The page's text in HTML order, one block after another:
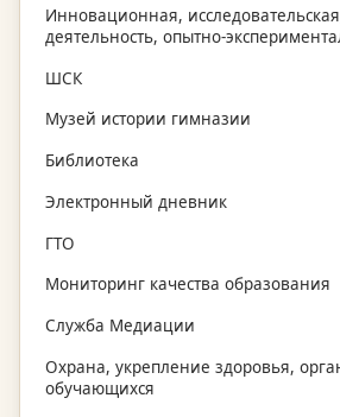
Инновационная,
деятельность, опытно-
ШСК
Музей истории гимназии
Библиотека
Электронный дневник
ГТО
Мониторинг качества образования
Служба Медиации
Охрана, укрепление здоровья,
обучающихся